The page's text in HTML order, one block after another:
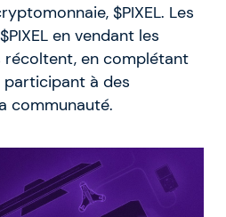
$PIXEL. Les
en vendant les
récoltent, en complétant
à des
communauté.